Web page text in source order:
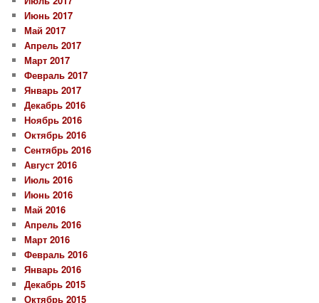
Июнь 2017
Май 2017
Апрель 2017
Март 2017
Февраль 2017
Январь 2017
Декабрь 2016
Ноябрь 2016
Октябрь 2016
Сентябрь 2016
Август 2016
Июль 2016
Июнь 2016
Май 2016
Апрель 2016
Март 2016
Февраль 2016
Январь 2016
Декабрь 2015
Октябрь 2015